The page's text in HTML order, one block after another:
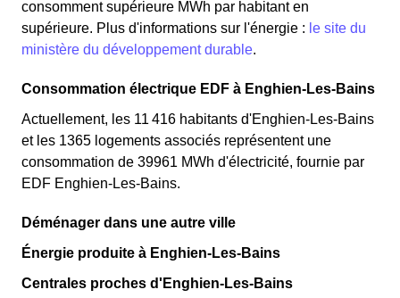
consomment supérieure MWh par habitant en
supérieure. Plus d'informations sur l'énergie : le site du
ministère du développement durable.
Consommation électrique EDF à Enghien-Les-Bains
Actuellement, les 11 416 habitants d'Enghien-Les-Bains
et les 1365 logements associés représentent une
consommation de 39961 MWh d'électricité, fournie par
EDF Enghien-Les-Bains.
Déménager dans une autre ville
Énergie produite à Enghien-Les-Bains
Centrales proches d'Enghien-Les-Bains